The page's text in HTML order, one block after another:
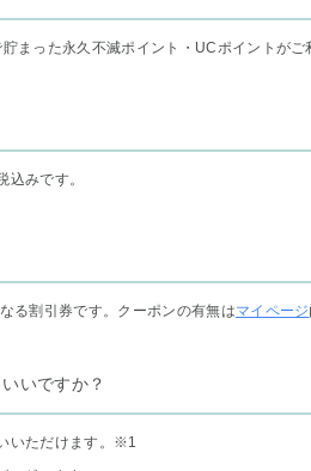
まった永久不滅ポイント・UCポイントがご
込みです。
る割引券です。クーポンの有無はマイページ
いですか？
いただけます。 ※1